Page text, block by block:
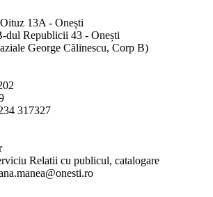
13A - Onești
dul Republicii 43 - Onești
George Călinescu, Corp B)
317327
Relatii cu publicul, catalogare